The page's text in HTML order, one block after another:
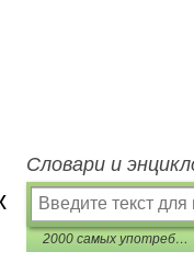
Словари и
2000 самых употребительных английских слов